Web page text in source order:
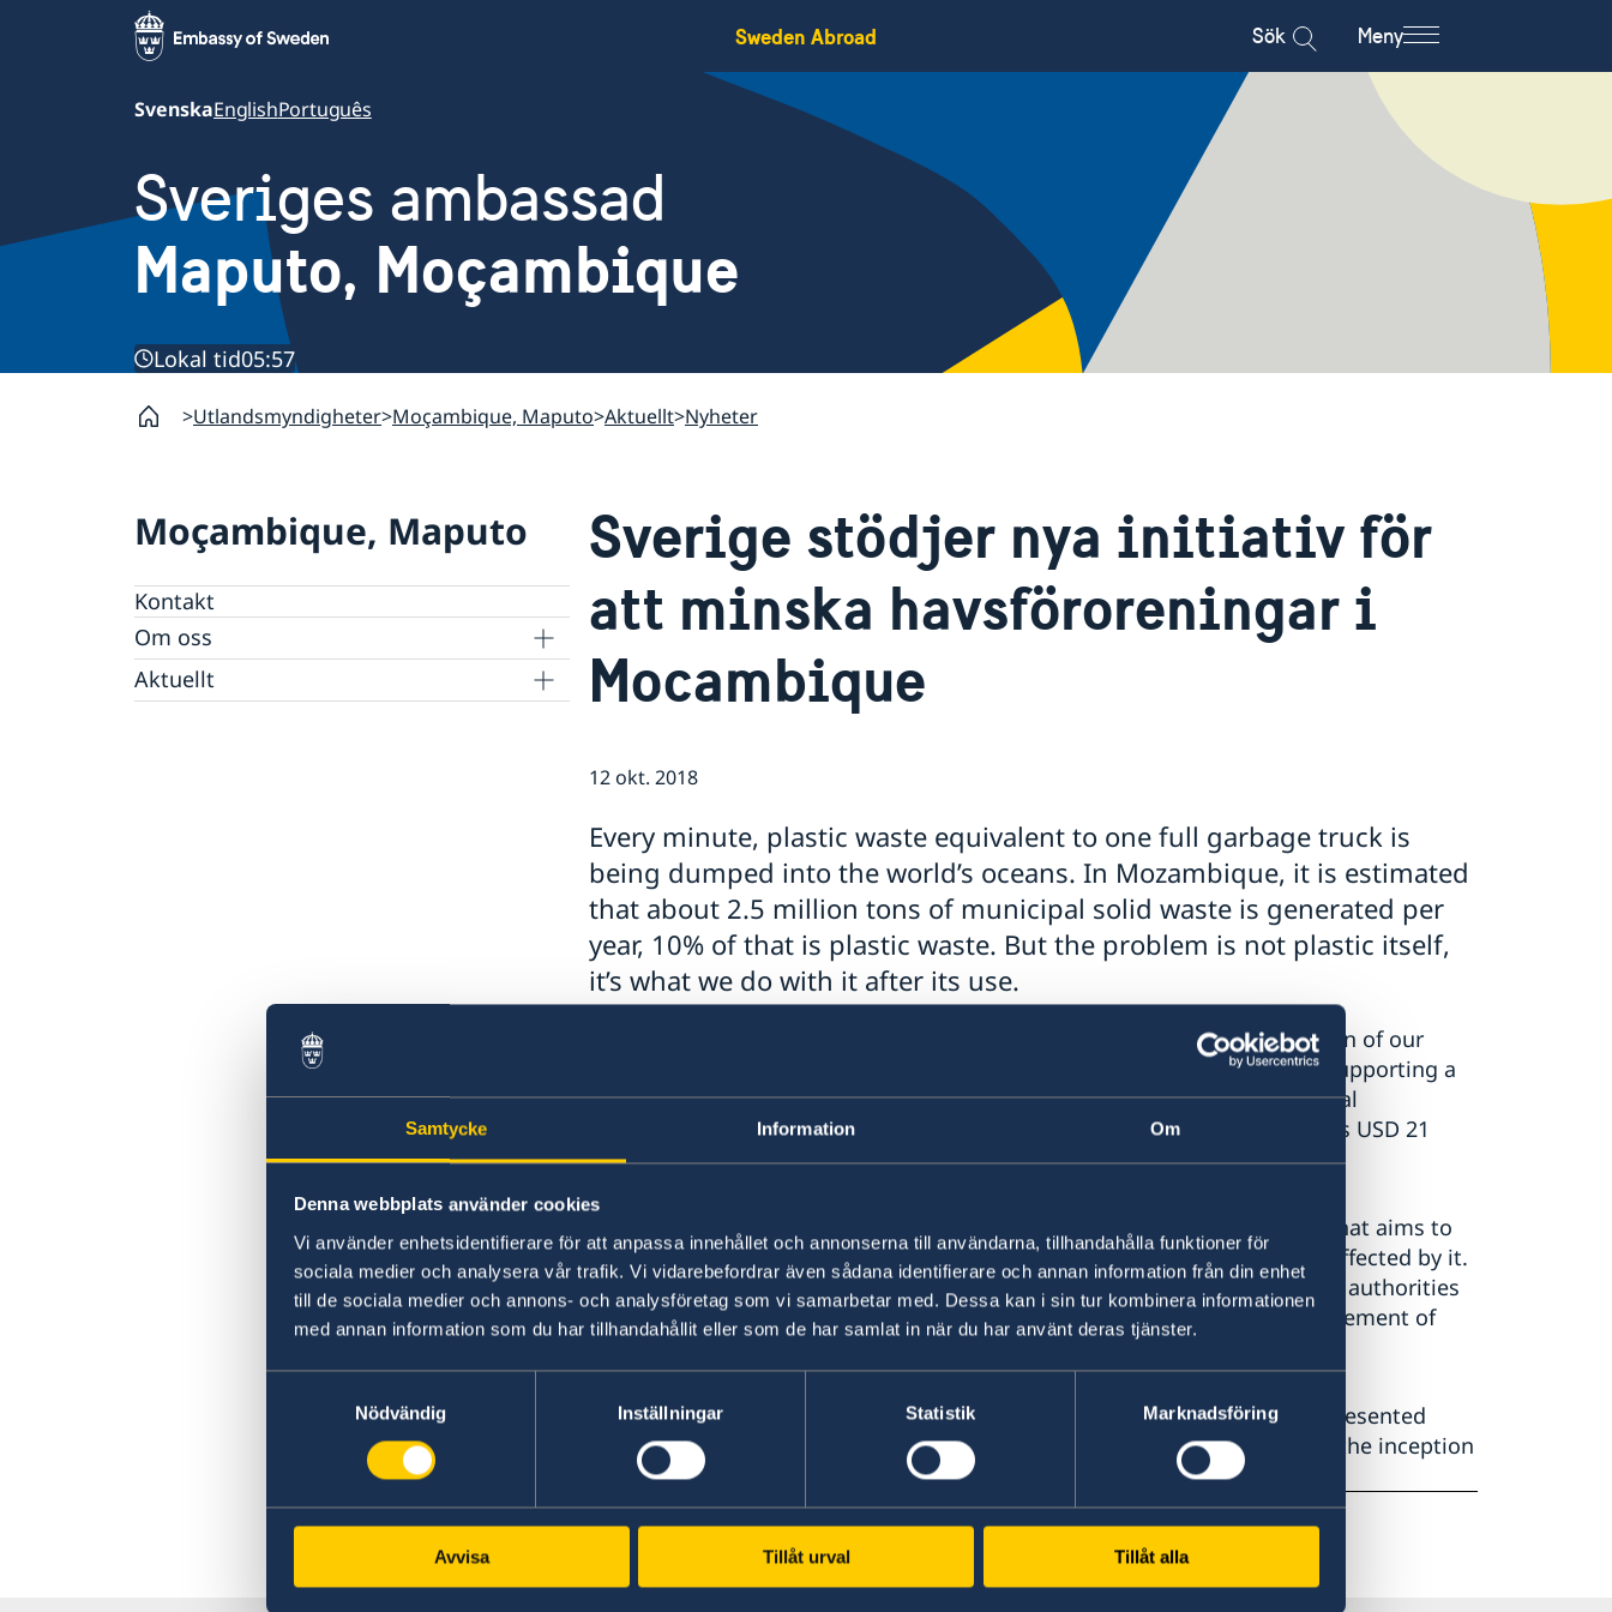
Samtycke Information Om
Denna webbplats använder cookies
Vi använder enhetsidentifierare för att anpassa innehållet och annonserna till användarna, tillhandahålla funktioner för
sociala medier och analysera vår trafik. Vi vidarebefordrar även sådana identifierare och annan information från din enhet
till de sociala medier och annons- och analysföretag som vi samarbetar med. Dessa kan i sin tur kombinera informationen
med annan information som du har tillhandahållit eller som de har samlat in när du har använt deras tjänster.
Nödvändig
Inställningar Statistik Marknadsföring
Avvisa Tillåt urval Tillåt alla
Sweden Abroad Sök Meny
SvenskaEnglishPortuguês
Sveriges ambassad
Maputo, Moçambique
Lokal tid05:57
Utlandsmyndigheter Moçambique, Maputo Aktuellt Nyheter
Moçambique, Maputo
Kontakt
Om oss
Personal Moçambique
Aktuellt
Sverige stödjer nya initiativ för
att minska havsföroreningar i
Mocambique
12 okt. 2018
Every minute, plastic waste equivalent to one full garbage truck is
being dumped into the world’s oceans. In Mozambique, it is estimated
that about 2.5 million tons of municipal solid waste is generated per
year, 10% of that is plastic waste. But the problem is not plastic itself,
it’s what we do with it after its use.
Sweden has been a longtime advocator for the protection and preservation of our
oceans. It is in line with its commitment to agenda 2030 that Sweden is supporting a
new 3-year global initiative on MARPLASTICS or Marine plastics and Coastal
Communities in Mozambique. The Swedish contribution to this initiative is USD 21
million.
This is a joint programme by IUCN and the Government of Mozambique that aims to
reduce plastic waste pollution in Beira and Pemba, two regions severely affected by it.
The project involves cleaning of the oceans and working closely with local authorities
to strengthen policies and make them more comprehensive in the management of
About 40 local environmental protection institutions and organisations presented
proposals on how to tackle this problem in Mozambique at the launch of the inception
phase of the programme held last week in Maputo.
Senast uppdaterad 29 okt. 2018, 10.11